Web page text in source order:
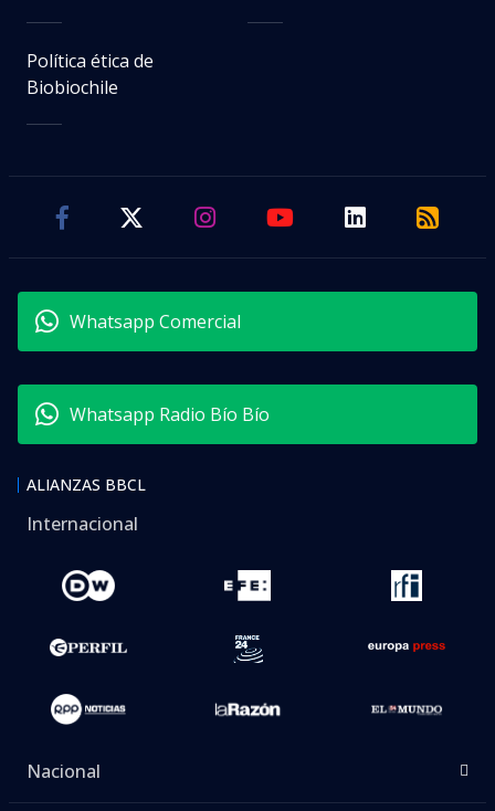
Política ética de
Biobiochile
Whatsapp Comercial
Whatsapp Radio Bío Bío
ALIANZAS BBCL
Internacional
Nacional